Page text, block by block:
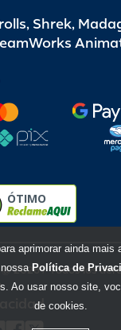
Shrek,
ÓTIMO
2026 / Todos los
aprimorar ainda mais
Política de
Ao usar nosso site,
de cookies.